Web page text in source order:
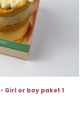
» Girl or boy paket 1